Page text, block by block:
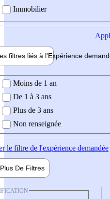
Immobilier
filtres liés à l'Expérience
demandée
Moins de 1 an
De 1 à 3 ans
Plus de 3 ans
Non renseignée
le filtre de l'expérience demandée
Plus De Filtres